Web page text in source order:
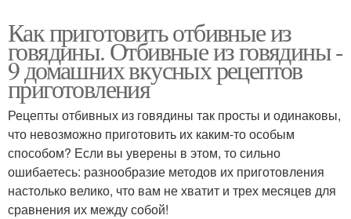
Как приготовить отбивные из
говядины. Отбивные из говядины -
9 домашних вкусных рецептов
приготовления
Рецепты отбивных из говядины так просты и одинаковы,
что невозможно приготовить их каким-то особым
способом? Если вы уверены в этом, то сильно
ошибаетесь: разнообразие методов их приготовления
настолько велико, что вам не хватит и трех месяцев для
сравнения их между собой!